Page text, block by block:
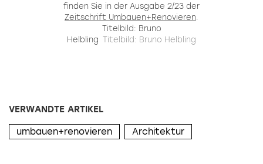
finden Sie in der Ausgabe 2/23 der
Zeitschrift Umbauen+Renovieren
Titelbild: Bruno
Helbling Titelbild: Bruno Helbling
VERWANDTE ARTIKEL
umbauen+renovieren Architektur